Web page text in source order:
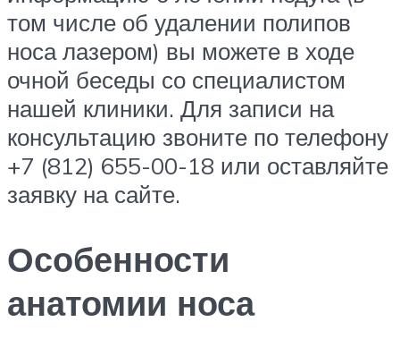
том числе об удалении полипов
носа лазером) вы можете в ходе
очной беседы со специалистом
нашей клиники. Для записи на
консультацию звоните по телефону
+7 (812) 655-00-18 или оставляйте
заявку на сайте.
Особенности
анатомии носа